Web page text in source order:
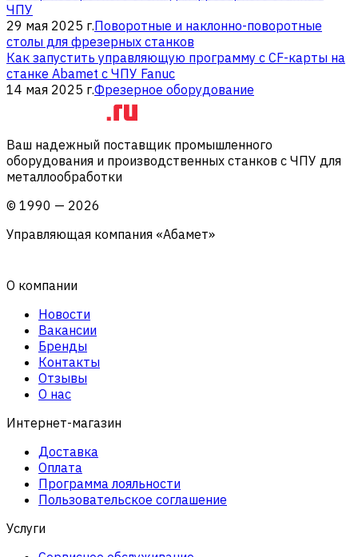
ЧПУ
29 мая 2025 г.Поворотные и наклонно-поворотные
столы для фрезерных станков
Как запустить управляющую программу с CF-карты на
станке Abamet с ЧПУ Fanuc
14 мая 2025 г.Фрезерное оборудование
Ваш надежный поставщик промышленного
оборудования и производственных станков с ЧПУ для
металлообработки
© 1990 — 2026
Управляющая компания «Абамет»
О компании
Новости
Вакансии
Бренды
Контакты
Отзывы
О нас
Интернет-магазин
Доставка
Оплата
Программа лояльности
Пользовательское соглашение
Услуги